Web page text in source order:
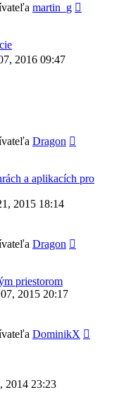
martin_g
2016 09:47
Dragon
a aplikacích pro
2015 18:14
Dragon
priestorom
2015 20:17
DominikX
2014 23:23